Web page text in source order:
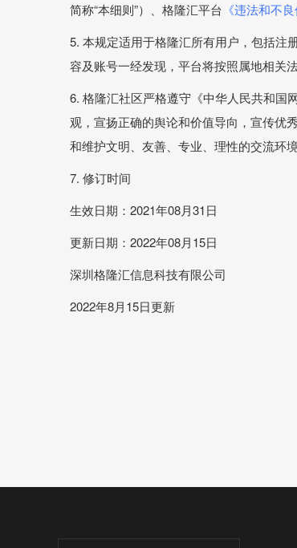
简称“本细则”）、格隆汇平台 《违法和不
5. 本规定适用于格隆汇所有用户，包括注
容及账号一经发现，平台将按照属地相关
6. 格隆汇社区严格遵守《中华人民共和国
观，宣扬正确的舆论和价值导向，宣传优
和维护文明、友善、专业、理性的交流环境
7. 修订时间
生效日期：2021年08月31日
更新日期：2022年08月15日
深圳格隆汇信息科技有限公司
2022年8月15日更新